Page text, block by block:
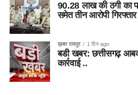
90.28 लाख की ठगी का
समेत तीन आरोपी
ख़बर रायपुर 1 दिन ago
बडी खबर: छत्तीसगढ़
कार्रवाई ..